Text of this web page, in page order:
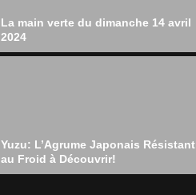
La main verte du dimanche 14 avril
2024
Yuzu: L’Agrume Japonais Résistant
au Froid à Découvrir!